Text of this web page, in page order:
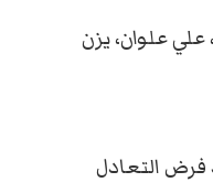
علوان، يزن
التعادل